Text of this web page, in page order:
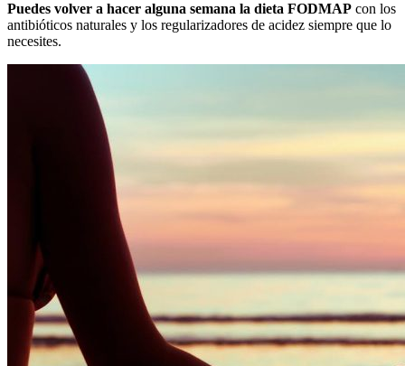
Puedes volver a hacer alguna semana la dieta FODMAP con los
antibióticos naturales y los regularizadores de acidez siempre que lo
necesites.